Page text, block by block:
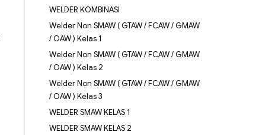
WELDER KOMBINASI
Welder Non SMAW ( GTAW / FCAW / GMAW
/ OAW ) Kelas 1
Welder Non SMAW ( GTAW / FCAW / GMAW
/ OAW ) Kelas 2
Welder Non SMAW ( GTAW / FCAW / GMAW
/ OAW ) Kelas 3
WELDER SMAW KELAS 1
WELDER SMAW KELAS 2